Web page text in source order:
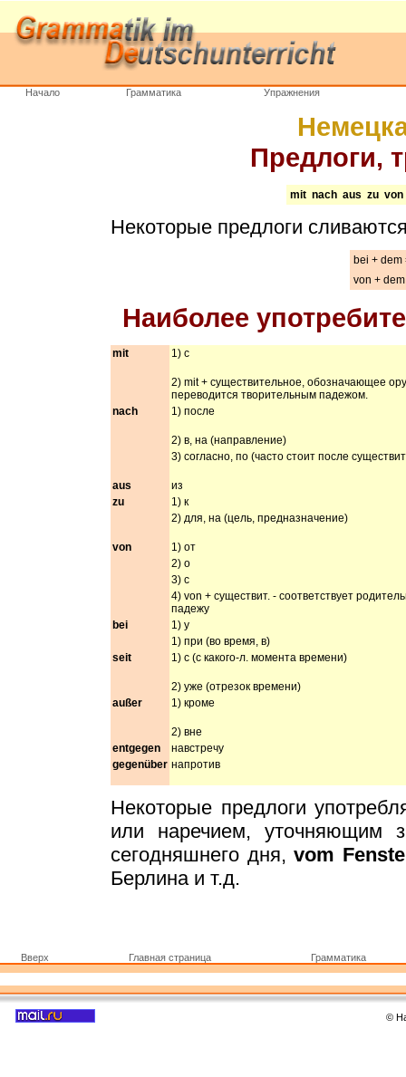
Начало Грамматика Упражнения
Предлоги,
mit nach aus zu von
Некоторые предлоги
bei + dem
von +
Наиболее
mit 1) с
2) mit + существительное, обозначающее
переводится творительным падежом.
nach
1) после
2) в, на (направление)
3) согласно, по (часто стоит после
aus
из
zu
1) к
2) для, на (цель, предназначение)
von
1) от
2) о
3) с
4) von + существит. - соответствует
падежу
bei
1) у
1) при (во время, в)
seit
1) c (c какого-л. момента времени)
2) уже (отрезок времени)
außer
1) кроме
2) вне
entgegen
навстречу
gegenüber напротив
Некоторые предлоги
или наречием, уточняющим
сегодняшнего дня,vom
Берлина и т.д.
Вверх Главная страница Грамматика
©